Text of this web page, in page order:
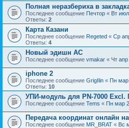
Полная неразбериха в
Последнее сообщение Печтор « Вт
Ответы: 2
Карта Казани
Последнее сообщение Regeted « Ср
Ответы: 4
Новый эдишн АС
Последнее сообщение vmakar « Чт
iphone 2
Последнее сообщение GrigIlin « Пн мар
Ответы: 10
УПИ-модуль для PN-7000 Excl.
Последнее сообщение Tems « Пн мар
Передача координат онлайн
Последнее сообщение MR_BRAT « Вс